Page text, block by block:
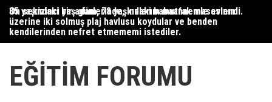
Skip
content
35 yaşındaki bir adam, 78 yaşındaki babaannemle evlendi.
On sekizinci yaş günlerinde, kızlarım mutfak masasının
üzerine iki solmuş plaj havlusu koydular ve benden
kendilerinden nefret etmememi istediler.
EĞITIM FORUMU